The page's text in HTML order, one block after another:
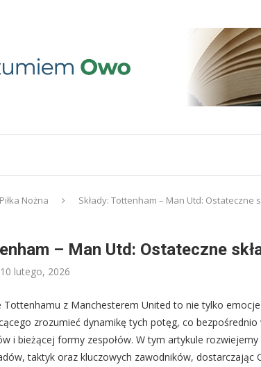
Piłka Nożna
Składy: Tottenham – Man Utd: Ostateczne
– Man Utd: Ostateczne
10 lutego, 2026
Tottenhamu z Manchesterem United to nie tylko
zrozumieć dynamikę tych potęg, co bezpośrednio
i bieżącej formy zespołów. W tym artykule
taktyk oraz kluczowych zawodników, dostarczając